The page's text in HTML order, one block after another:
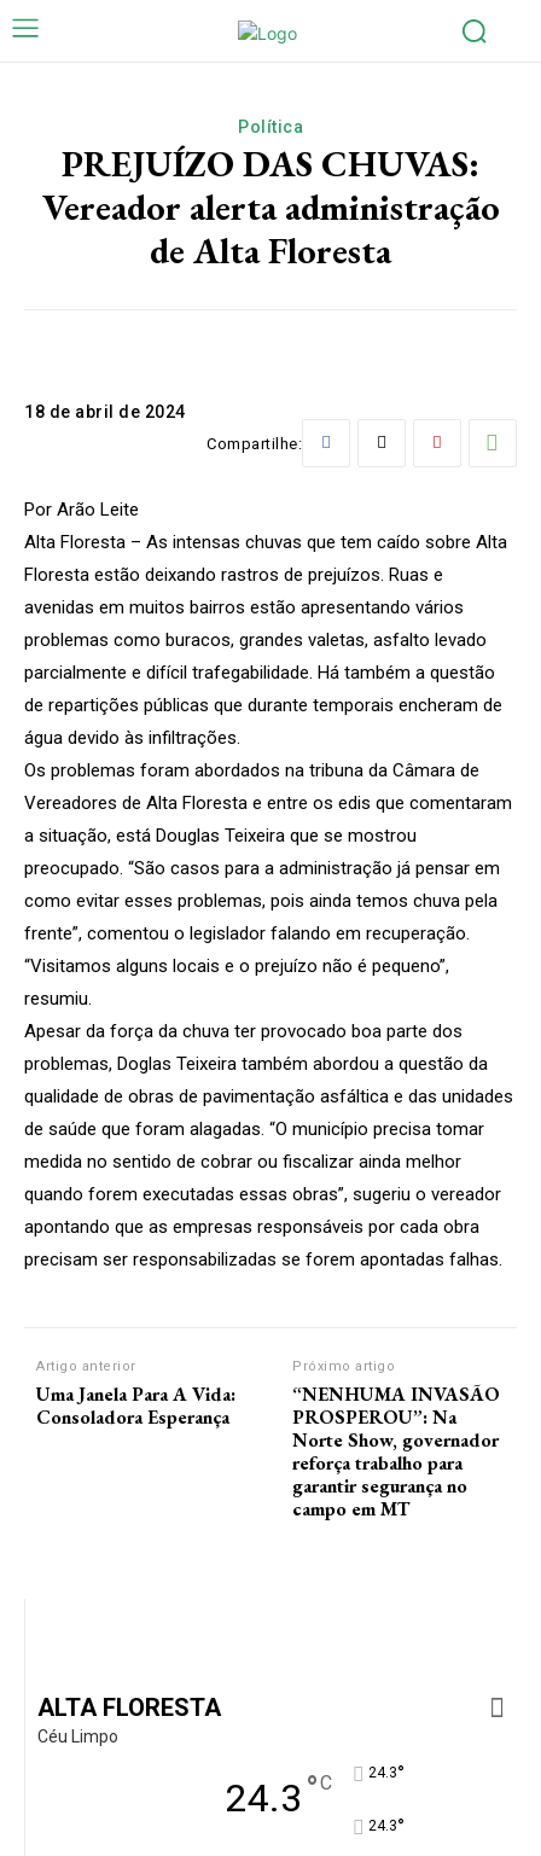
Política
PREJUÍZO DAS CHUVAS:
Vereador alerta administração
de Alta Floresta
18 de abril de 2024
Compartilhe:
Por Arão Leite
Alta Floresta – As intensas chuvas que tem caído sobre Alta
Floresta estão deixando rastros de prejuízos. Ruas e
avenidas em muitos bairros estão apresentando vários
problemas como buracos, grandes valetas, asfalto levado
parcialmente e difícil trafegabilidade. Há também a questão
de repartições públicas que durante temporais encheram de
água devido às infiltrações.
Os problemas foram abordados na tribuna da Câmara de
Vereadores de Alta Floresta e entre os edis que comentaram
a situação, está Douglas Teixeira que se mostrou
preocupado. “São casos para a administração já pensar em
como evitar esses problemas, pois ainda temos chuva pela
frente”, comentou o legislador falando em recuperação.
“Visitamos alguns locais e o prejuízo não é pequeno”,
resumiu.
Apesar da força da chuva ter provocado boa parte dos
problemas, Doglas Teixeira também abordou a questão da
qualidade de obras de pavimentação asfáltica e das unidades
de saúde que foram alagadas. “O município precisa tomar
medida no sentido de cobrar ou fiscalizar ainda melhor
quando forem executadas essas obras”, sugeriu o vereador
apontando que as empresas responsáveis por cada obra
precisam ser responsabilizadas se forem apontadas falhas.
Artigo anterior
Uma Janela Para A Vida:
Consoladora Esperança
Próximo artigo
“NENHUMA INVASÃO
PROSPEROU”: Na
Norte Show, governador
reforça trabalho para
garantir segurança no
campo em MT
ALTA FLORESTA
Céu Limpo
24.3 °C 24.3°
24.3°